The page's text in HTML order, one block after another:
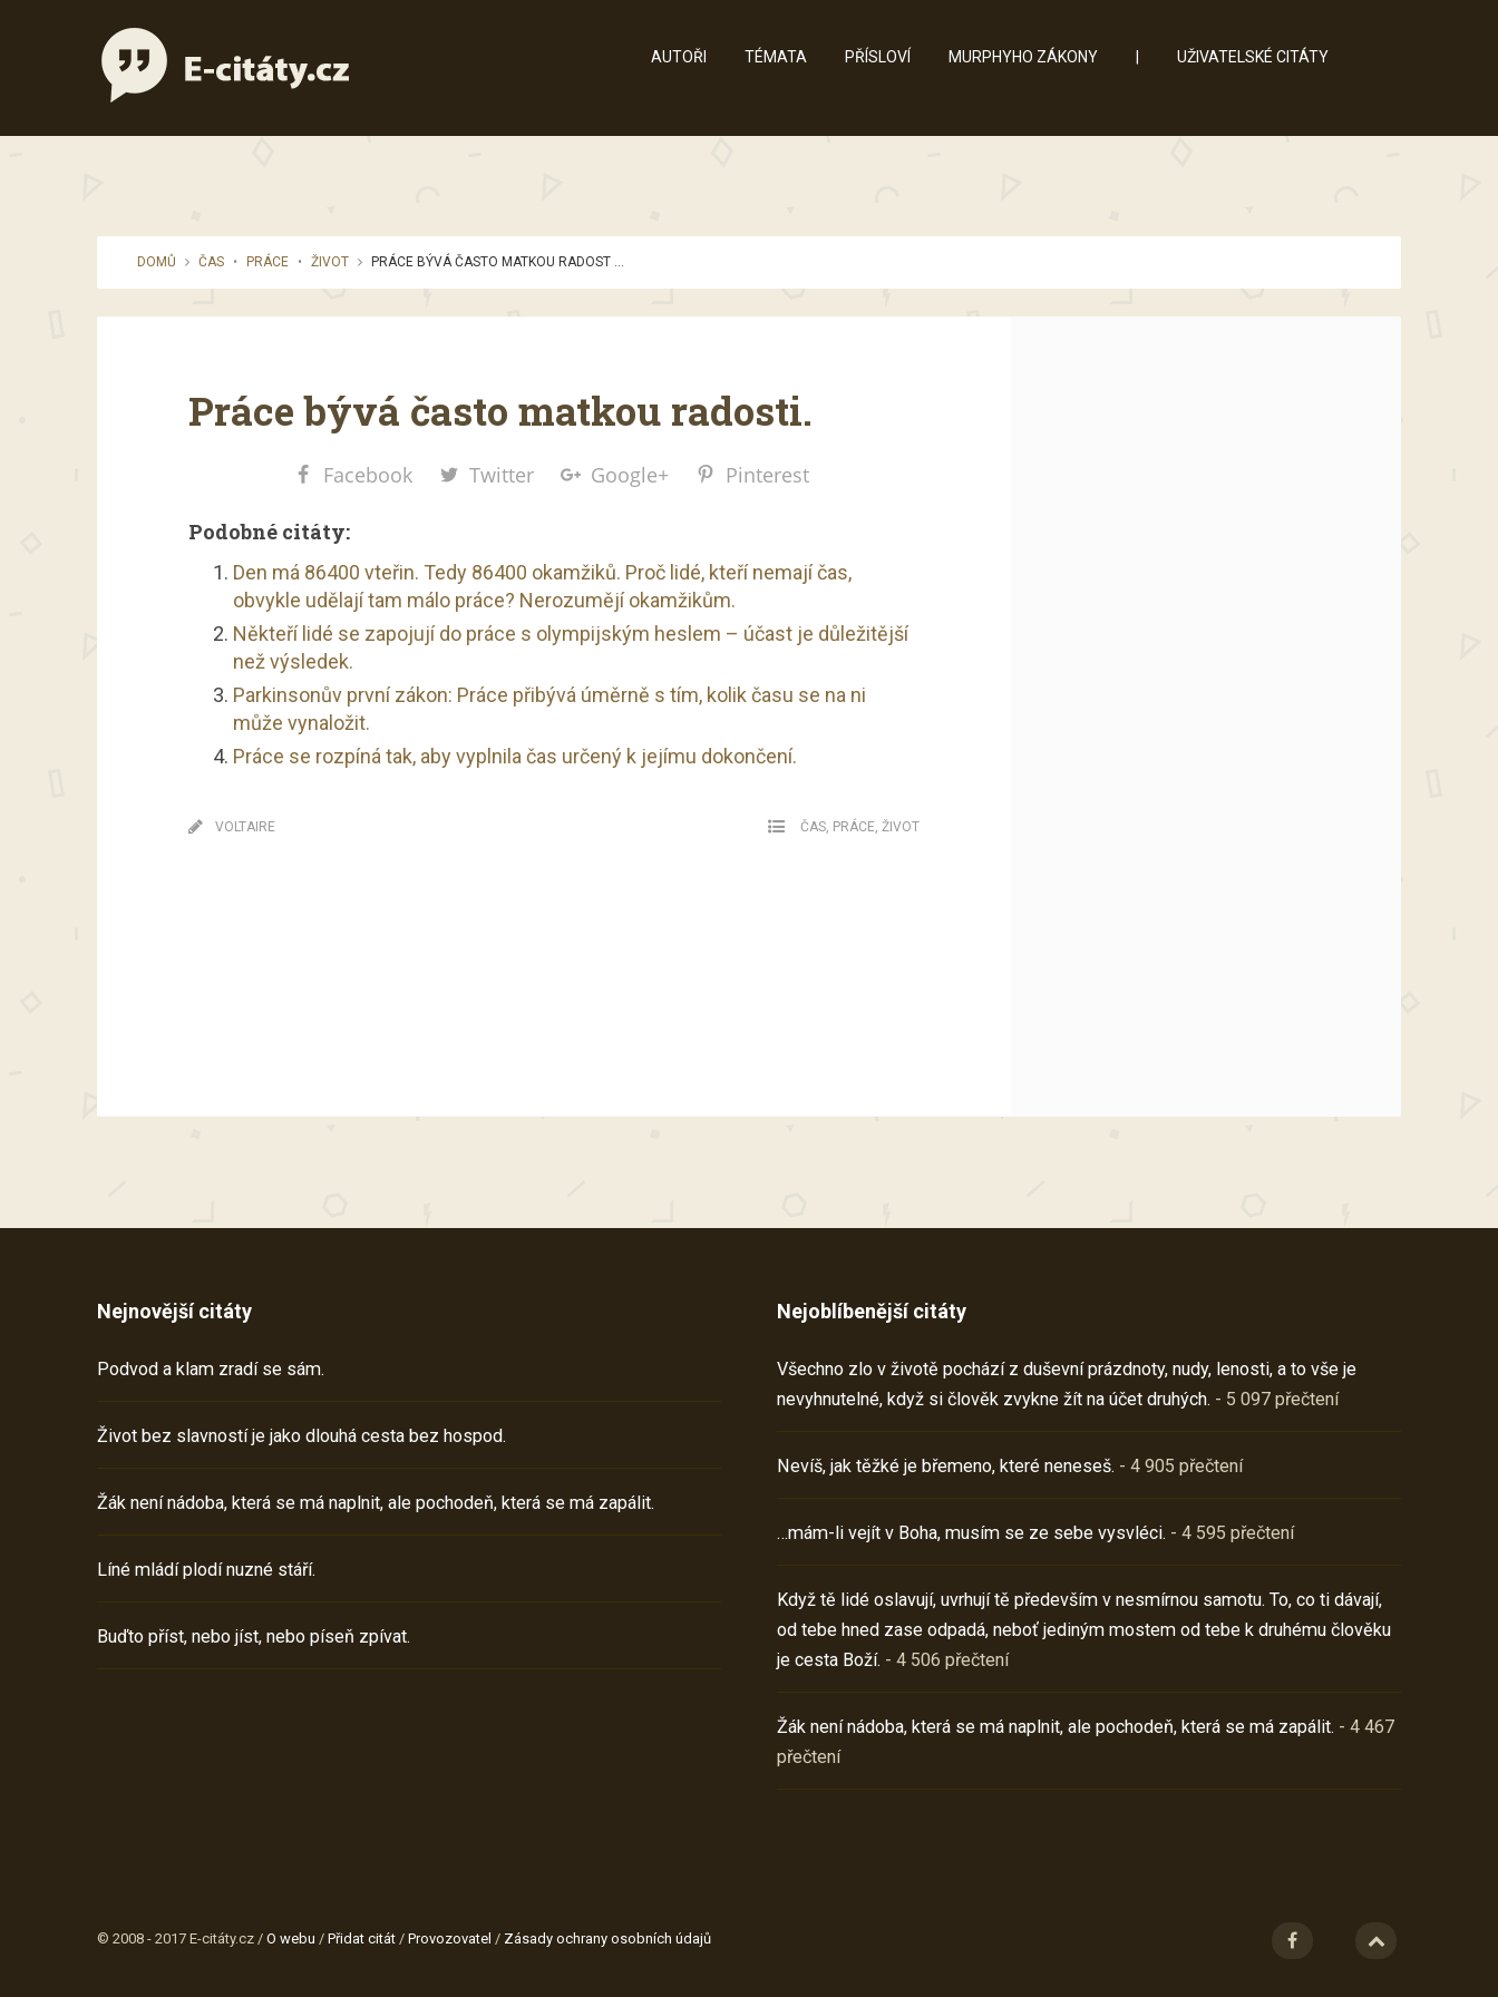
AUTOŘI TÉMATA PŘÍSLOVÍ MURPHYHO ZÁKONY UŽIVATELSKÉ CITÁTY
DOMŮ ČAS • PRÁCE • ŽIVOT PRÁCE BÝVÁ ČASTO MATKOU RADOST ...
Práce bývá často matkou radosti.
Facebook Twitter Google+ Pinterest
Podobné citáty:
Den má 86400 vteřin. Tedy 86400 okamžiků. Proč lidé, kteří nemají čas,
obvykle udělají tam málo práce? Nerozumějí okamžikům.
Někteří lidé se zapojují do práce s olympijským heslem – účast je důležitější
než výsledek.
Parkinsonův první zákon: Práce přibývá úměrně s tím, kolik času se na ni
může vynaložit.
Práce se rozpíná tak, aby vyplnila čas určený k jejímu dokončení.
VOLTAIRE ČAS, PRÁCE, ŽIVOT
Nejnovější citáty
Podvod a klam zradí se sám.
Život bez slavností je jako dlouhá cesta bez hospod.
Žák není nádoba, která se má naplnit, ale pochodeň, která se má zapálit.
Líné mládí plodí nuzné stáří.
Buďto příst, nebo jíst, nebo píseň zpívat.
Nejoblíbenější citáty
Všechno zlo v životě pochází z duševní prázdnoty, nudy, lenosti, a to vše je
nevyhnutelné, když si člověk zvykne žít na účet druhých. - 5 097 přečtení
Nevíš, jak těžké je břemeno, které neneseš. - 4 905 přečtení
…mám-li vejít v Boha, musím se ze sebe vysvléci. - 4 595 přečtení
Když tě lidé oslavují, uvrhují tě především v nesmírnou samotu. To, co ti dávají,
od tebe hned zase odpadá, neboť jediným mostem od tebe k druhému člověku
je cesta Boží. - 4 506 přečtení
Žák není nádoba, která se má naplnit, ale pochodeň, která se má zapálit. - 4 467
přečtení
© 2008 - 2017 E-citáty.cz / O webu / Přidat citát / Provozovatel / Zásady ochrany osobních údajů